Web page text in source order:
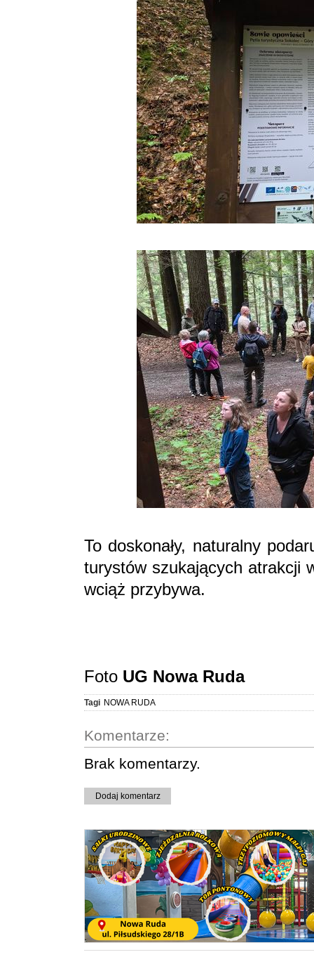
To doskonały, naturalny
turystów szukających atrakcji
wciąż przybywa.
Foto UG Nowa Ruda
Tagi NOWA RUDA
Komentarze:
Brak komentarzy.
Dodaj komentarz